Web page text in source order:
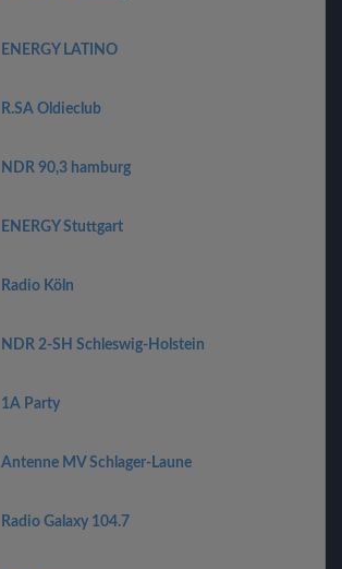
ENERGY LATINO
R.SA Oldieclub
NDR 90,3 hamburg
ENERGY Stuttgart
Radio Köln
NDR 2-SH Schleswig-Holstein
1A Party
Antenne MV Schlager-Laune
Radio Galaxy 104.7